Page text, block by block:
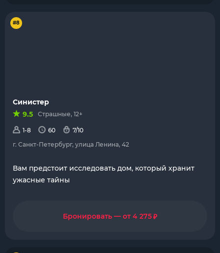
#8
Синистер
9.5
Страшные, 12+
1-8 60
7/10
г. Санкт-Петербург, улица Ленина, 42
Вам предстоит исследовать дом, который хранит
ужасные тайны
Бронировать — от 4 275₽